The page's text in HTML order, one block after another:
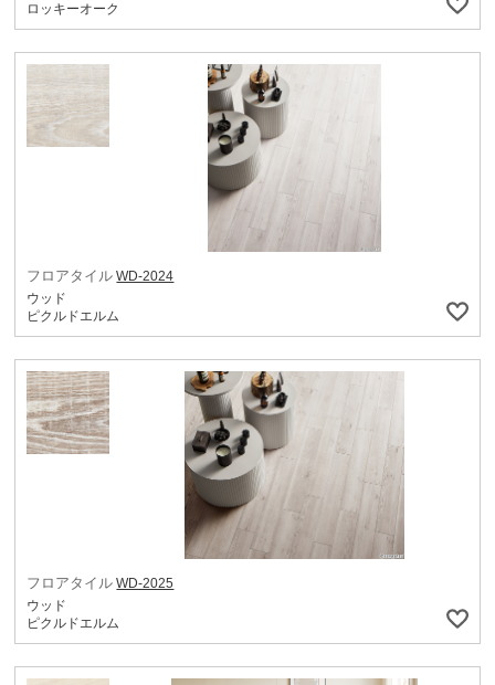
ロッキーオーク
フロアタイル WD-2024
ウッド
ピクルドエルム
フロアタイル WD-2025
ウッド
ピクルドエルム